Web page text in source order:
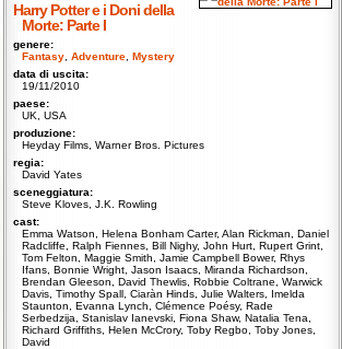
Harry Potter e i Doni della
Morte: Parte I
genere:
Fantasy Adventure Mystery
data di uscita:
19/11/2010
paese:
UK, USA
produzione:
Heyday Films, Warner Bros. Pictures
regia:
David Yates
sceneggiatura:
Steve Kloves, J.K. Rowling
cast:
Emma Watson, Helena Bonham Carter, Alan Rickman, Daniel
Radcliffe, Ralph Fiennes, Bill Nighy, John Hurt, Rupert Grint,
Tom Felton, Maggie Smith, Jamie Campbell Bower, Rhys
Ifans, Bonnie Wright, Jason Isaacs, Miranda Richardson,
Brendan Gleeson, David Thewlis, Robbie Coltrane, Warwick
Davis, Timothy Spall, Ciaràn Hinds, Julie Walters, Imelda
Staunton, Evanna Lynch, Clémence Poésy, Rade
Serbedzija, Stanislav Ianevski, Fiona Shaw, Natalia Tena,
Richard Griffiths, Helen McCrory, Toby Regbo, Toby Jones,
David